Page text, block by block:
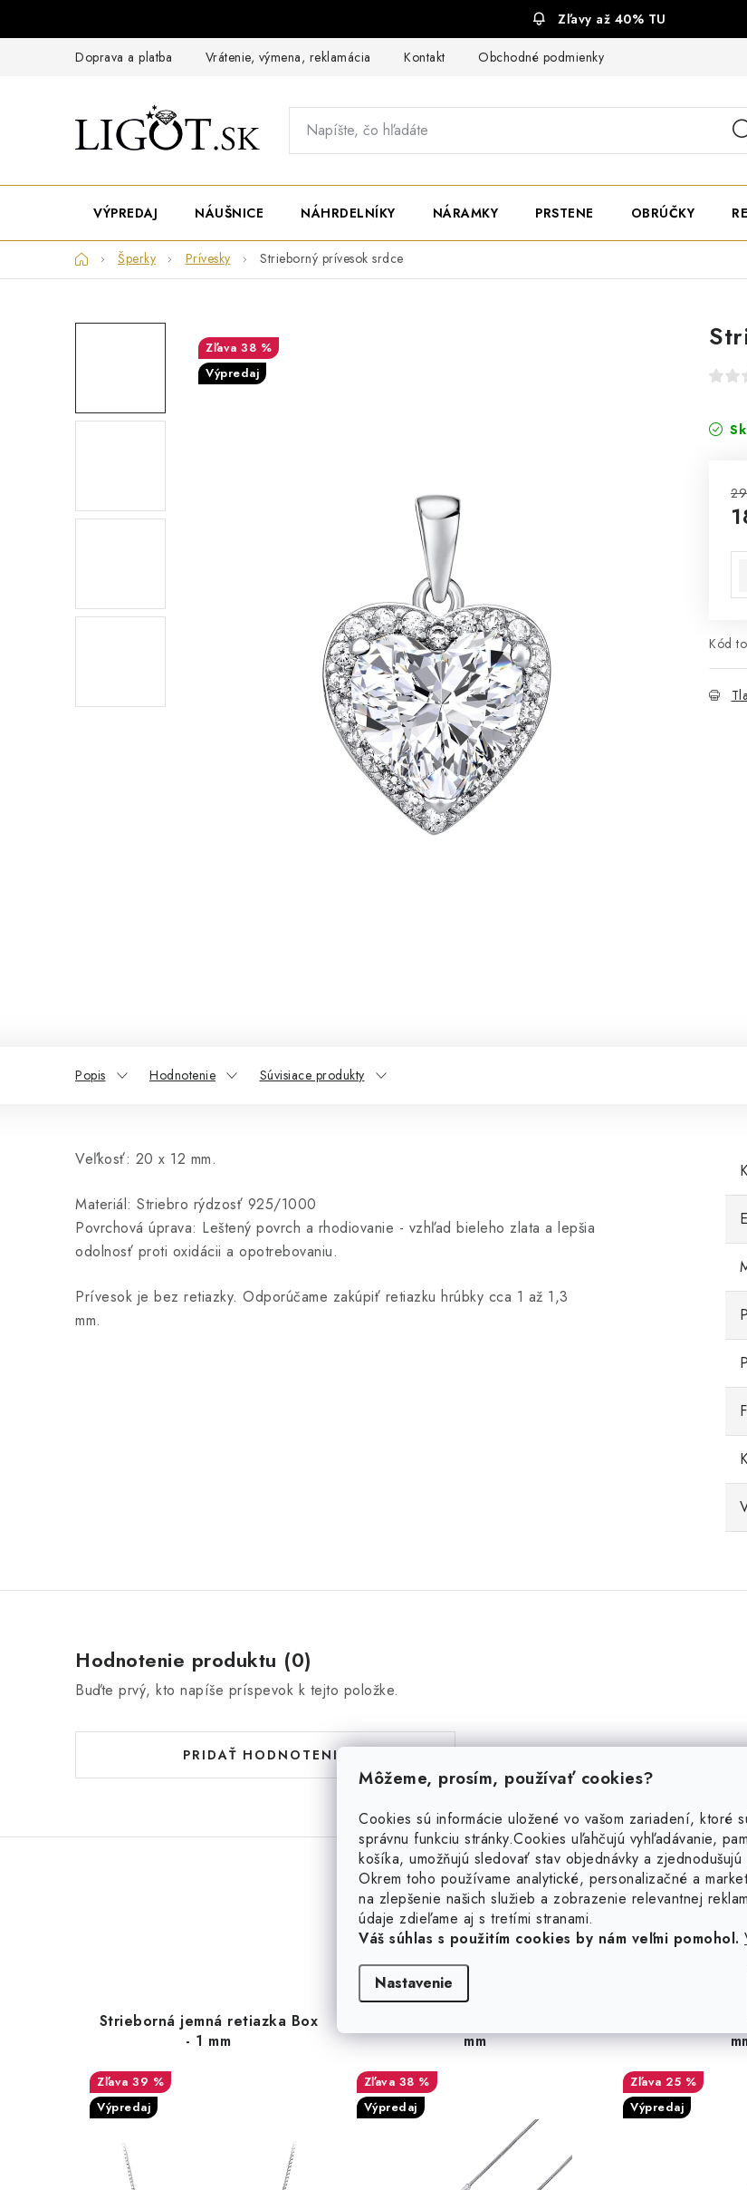
Môžeme, prosím, používať cookies?
Cookies sú informácie uložené vo vašom zariadení, ktoré
správnu funkciu stránky.Cookies uľahčujú vyhľadávanie,
košíka, umožňujú sledovať stav objednávky a zjednodušujú
Okrem toho používame analytické, personalizačné a
na zlepšenie našich služieb a zobrazenie relevantnej
údaje zdieľame aj s tretími stranami.
Váš súhlas s použitím cookies by nám veľmi pomohol.
Nastavenie
Zľavy až 40% TU
Doprava a platba Vrátenie, výmena, reklamácia Kontakt Obchodné podmienky
VÝPREDAJ NÁUŠNICE NÁHRDELNÍKY NÁRAMKY PRSTENE OBRÚČKY
DomovŠperky Prívesky Strieborný prívesok srdce
Kód
38 %
Výpredaj
Popis Hodnotenie Súvisiace produkty
Veľkosť: 20 x 12 mm.
Materiál: Striebro rýdzosť 925/1000
Povrchová úprava: Leštený povrch a rhodiovanie - vzhľad bieleho zlata a lepšia
odolnosť proti oxidácii a opotrebovaniu.
Prívesok je bez retiazky. Odporúčame zakúpiť retiazku hrúbky cca 1 až 1,3
mm.
Hodnotenie produktu (0)
Buďte prvý, kto napíše príspevok k tejto položke.
PRIDAŤ HODNOTENIE
Súvisiaci tovar
Strieborná jemná retiazka Box
- 1 mm
39 %
Výpredaj
mm
38 %
Výpredaj
Strieborná
25 %
Výpredaj